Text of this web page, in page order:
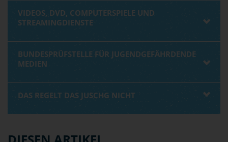
VIDEOS, DVD, COMPUTERSPIELE UND
STREAMINGDIENSTE
BUNDESPRÜFSTELLE FÜR JUGENDGEFÄHRDENDE
MEDIEN
DAS REGELT DAS JUSCHG NICHT